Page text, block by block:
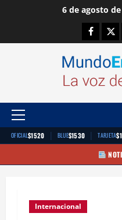
6 de agosto
Menú
principal
OFICIAL$1520 | BLUE$1530 | TARJETA
Internacional